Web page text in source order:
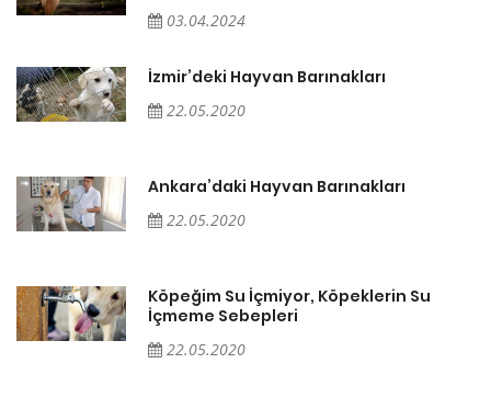
03.04.2024
İzmir’deki Hayvan Barınakları
22.05.2020
Ankara’daki Hayvan Barınakları
22.05.2020
Köpeğim Su İçmiyor, Köpeklerin Su
İçmeme Sebepleri
22.05.2020